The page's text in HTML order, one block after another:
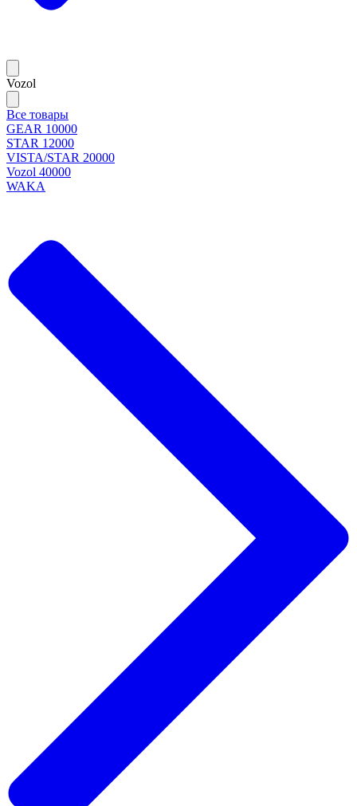
Vozol
Все товары
GEAR 10000
STAR 12000
VISTA/STAR 20000
Vozol 40000
WAKA